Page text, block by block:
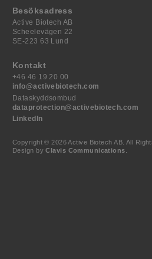
Besöksadress
Active Biotech AB
Scheelevägen 22
SE-223 63 Lund
Kontakt
+46 46 19 20 00
info@activebiotech.com
Dataskyddsombud
dataprotection@activebiotech.com
LinkedIn
Copyright © 2026 Active Biotech AB. All
Design byClavis Communications